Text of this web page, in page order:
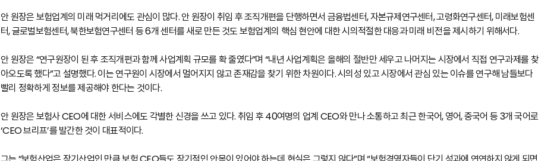
안 원장은 보험업계의 미래 먹거리에도 관심이 많다. 안 원장이 취임 후 조직개편을 단행하면서 금융법센터, 자본규제연구센터, 고령화연구센터, 미래보험센
터, 글로벌보험센터, 북한보험연구센터 등 6개 센터를 새로 만든 것도 보험업계의 핵심 현안에 대한 시의적절한 대응과 미래 비전을 제시하기 위해서다.
안 원장은 “연구원장이 된 후 조직개편과 함께 사업계획 규모를 확 줄였다”며 “내년 사업계획은 올해의 절반만 세우고 나머지는 시장에서 직접 연구과제를 찾
아오도록 했다”고 설명했다. 이는 연구원이 시장에서 멀어지지 않고 존재감을 찾기 위한 차원이다. 시의성 있고 시장에서 관심 있는 이슈를 연구해 남들보다
빨리 정확하게 정보를 제공해야 한다는 것이다.
안 원장은 보험사 CEO에 대한 서비스에도 각별한 신경을 쓰고 있다. 취임 후 40여명의 업계 CEO와 만나 소통하고 최근 한국어, 영어, 중국어 등 3개 국어로
‘CEO 브리프’를 발간한 것이 대표적이다.